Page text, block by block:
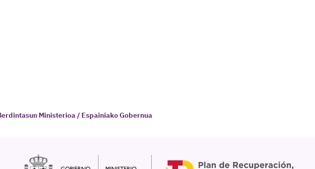
Ministerioa / Espainiako Gobernua